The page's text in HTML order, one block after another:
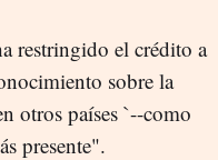
restringido el crédito a
sobre la
otros países `--como
presente".